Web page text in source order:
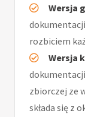
Wersja
rozbiciem
Wersja
zbiorczej ze
składa się z